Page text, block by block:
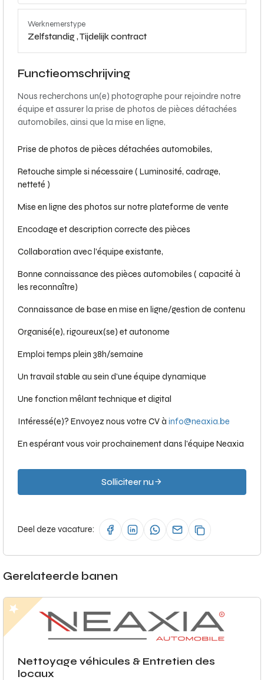
Werknemerstype
Zelfstandig ,Tijdelijk contract
Functieomschrijving
Nous recherchons un(e) photographe pour rejoindre notre
équipe et assurer la prise de photos de pièces détachées
automobiles, ainsi que la mise en ligne,
Prise de photos de pièces détachées automobiles,
Retouche simple si nécessaire ( Luminosité, cadrage,
netteté )
Mise en ligne des photos sur notre plateforme de vente
Encodage et description correcte des pièces
Collaboration avec l'équipe existante,
Bonne connaissance des pièces automobiles ( capacité à
les reconnaître)
Connaissance de base en mise en ligne/gestion de contenu
Organisé(e), rigoureux(se) et autonome
Emploi temps plein 38h/semaine
Un travail stable au sein d'une équipe dynamique
Une fonction mêlant technique et digital
Intéressé(e)? Envoyez nous votre CV à info@neaxia.be
En espérant vous voir prochainement dans l'équipe Neaxia
Solliciteer nu
Deel deze vacature:
Gerelateerde banen
Nettoyage véhicules & Entretien des
locaux